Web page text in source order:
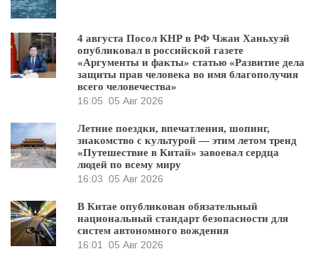
4 августа Посол КНР в РФ Чжан Ханьхуэй
опубликовал в российской газете
«Аргументы и факты» статью «Развитие дела
защиты прав человека во имя благополучия
всего человечества»
16:05 05 Авг 2026
Летние поездки, впечатления, шопинг,
знакомство с культурой — этим летом тренд
«Путешествие в Китай» завоевал сердца
людей по всему миру
16:03 05 Авг 2026
В Китае опубликован обязательный
национальный стандарт безопасности для
систем автономного вождения
16:01 05 Авг 2026